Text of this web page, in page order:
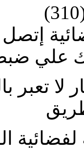
إتصل
علي
لا